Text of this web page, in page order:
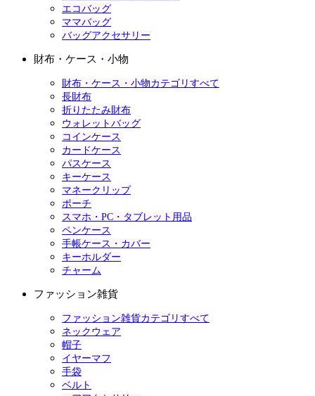
エコバッグ
ママバッグ
バッグアクセサリー
財布・ケース・小物
財布・ケース・小物カテゴリすべて
長財布
折りたたみ財布
ウォレットバッグ
コインケース
カードケース
パスケース
キーケース
マネークリップ
ポーチ
スマホ・PC・タブレット用品
ペンケース
手帳ケース・カバー
キーホルダー
チャーム
ファッション雑貨
ファッション雑貨カテゴリすべて
ネックウェア
帽子
イヤーマフ
手袋
ベルト